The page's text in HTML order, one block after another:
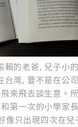
賴的老爸, 兒子小
台灣, 要不是在公
來飛去談生意。
和第一次的小學家
像只出現四次在兒